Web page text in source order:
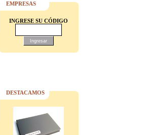
EMPRESAS
INGRESE SU CÓDIGO
DESTACAMOS